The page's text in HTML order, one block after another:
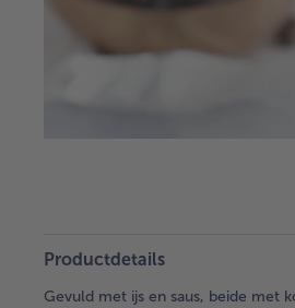
Productdetails
Gevuld met ijs en saus, beide met